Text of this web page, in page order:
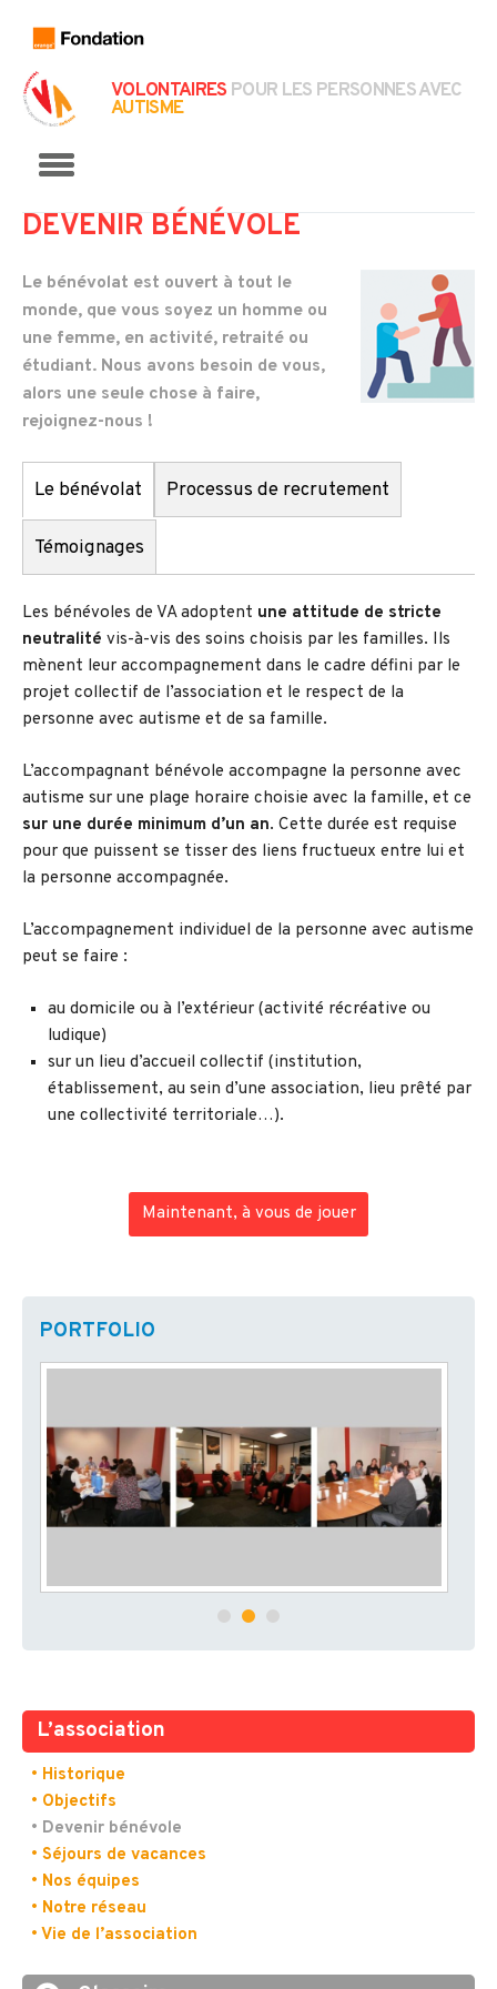
VOLONTAIRES POUR LES PERSONNES AVEC
AUTISME
DEVENIR BÉNÉVOLE
Le bénévolat est ouvert à tout le
monde, que vous soyez un homme ou
une femme, en activité, retraité ou
étudiant. Nous avons besoin de vous,
alors une seule chose à faire,
rejoignez-nous !
Le bénévolat Processus de recrutement
Témoignages
Les bénévoles de VA adoptent une attitude de stricte
neutralité vis-à-vis des soins choisis par les familles. Ils
mènent leur accompagnement dans le cadre défini par le
projet collectif de l’association et le respect de la
personne avec autisme et de sa famille.
L’accompagnant bénévole accompagne la personne avec
autisme sur une plage horaire choisie avec la famille, et ce
sur une durée minimum d’un an. Cette durée est requise
pour que puissent se tisser des liens fructueux entre lui et
la personne accompagnée.
L’accompagnement individuel de la personne avec autisme
peut se faire :
au domicile ou à l’extérieur (activité récréative ou
ludique)
sur un lieu d’accueil collectif (institution,
établissement, au sein d’une association, lieu prêté par
une collectivité territoriale…).
Maintenant, à vous de jouer
PORTFOLIO
L’association
• Historique
• Objectifs
• Devenir bénévole
• Séjours de vacances
• Nos équipes
• Notre réseau
• Vie de l’association